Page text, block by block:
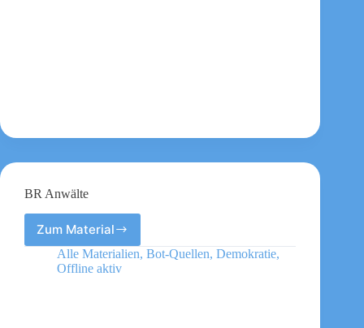
BR Anwälte
Zum Material
BR
Anwälte
Alle Materialien, Bot-Quellen, Demokratie,
Offline aktiv